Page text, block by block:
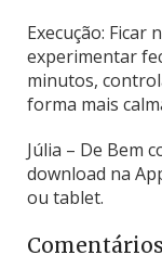
Execução: Ficar
experimentar
minutos,
forma mais
Júlia – De Bem
download na
ou tablet.
Comentários